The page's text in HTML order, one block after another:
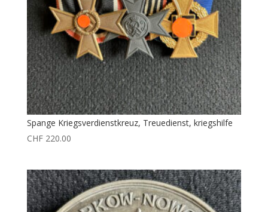
Spange Kriegsverdienstkreuz, Treuedienst, kriegshilfe
CHF220.00